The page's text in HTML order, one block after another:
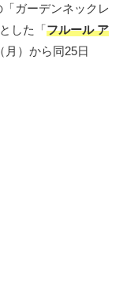
「ガーデンネックレ
した「フルール ア
月）から同25日